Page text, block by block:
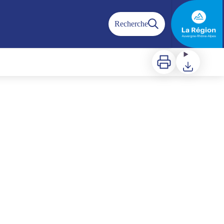
Recherche
Imprimer Télécharger